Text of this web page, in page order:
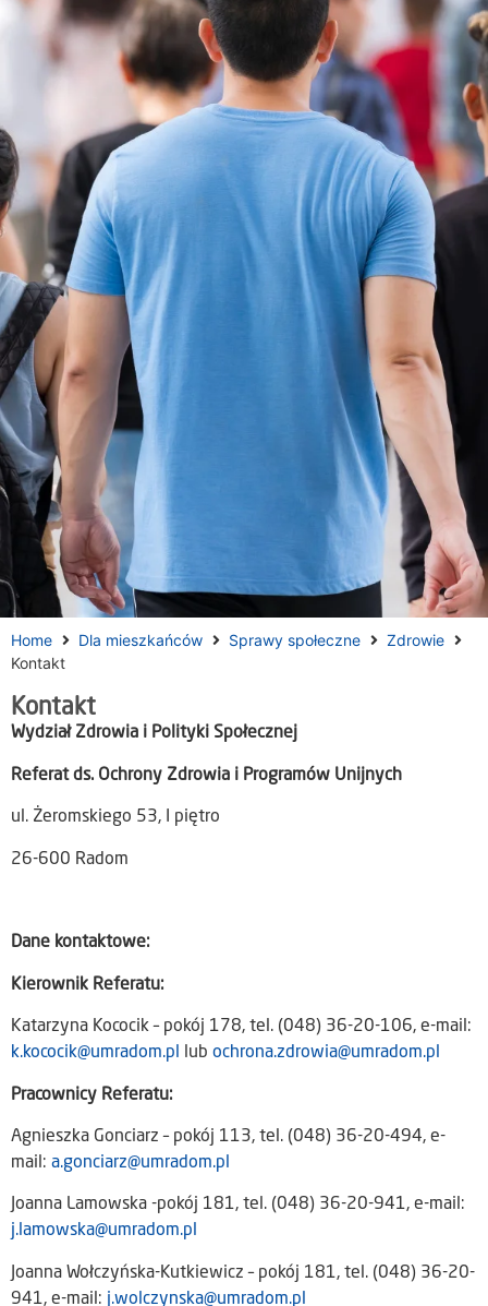
Home Dla mieszkańców Sprawy społeczne
Zdrowie
Kontakt
Kontakt
Wydział Zdrowia i Polityki Społecznej
Referat ds. Ochrony Zdrowia i Programów Unijnych
ul. Żeromskiego 53, I piętro
26-600 Radom
Dane kontaktowe:
Kierownik Referatu:
Katarzyna Kococik – pokój 178, tel. (048) 36-20-106, e-mail:
k.kococik@umradom.pl
lub ochrona.zdrowia@umradom.pl
Pracownicy Referatu:
Agnieszka Gonciarz – pokój 113, tel. (048) 36-20-494, e-
mail: a.gonciarz@umradom.pl
Joanna Lamowska -pokój 181, tel. (048) 36-20-941, e-mail:
j.lamowska@umradom.pl
Joanna Wołczyńska-Kutkiewicz – pokój 181, tel. (048) 36-20-
941, e-mail: j.wolczynska@umradom.pl